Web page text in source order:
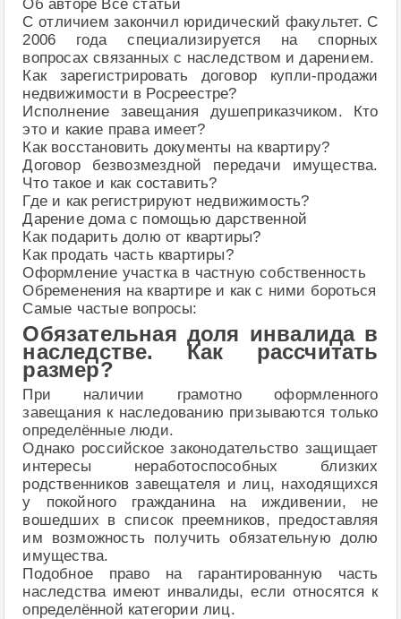
Об авторе Все статьи
С отличием закончил юридический факультет. С
2006 года специализируется на спорных
вопросах связанных с наследством и дарением.
Как зарегистрировать договор купли-продажи
недвижимости в Росреестре?
Исполнение завещания душеприказчиком. Кто
это и какие права имеет?
Как восстановить документы на квартиру?
Договор безвозмездной передачи имущества.
Что такое и как составить?
Где и как регистрируют недвижимость?
Дарение дома с помощью дарственной
Как подарить долю от квартиры?
Как продать часть квартиры?
Оформление участка в частную собственность
Обременения на квартире и как с ними бороться
Самые частые вопросы:
Обязательная доля инвалида в
наследстве. Как рассчитать
размер?
При наличии грамотно оформленного
завещания к наследованию призываются только
определённые люди.
Однако российское законодательство защищает
интересы неработоспособных близких
родственников завещателя и лиц, находящихся
у покойного гражданина на иждивении, не
вошедших в список преемников, предоставляя
им возможность получить обязательную долю
имущества.
Подобное право на гарантированную часть
наследства имеют инвалиды, если относятся к
определённой категории лиц.